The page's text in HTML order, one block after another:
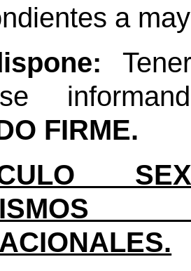
a
FIRME.